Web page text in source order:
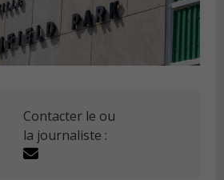
Contacter le ou
la journaliste :